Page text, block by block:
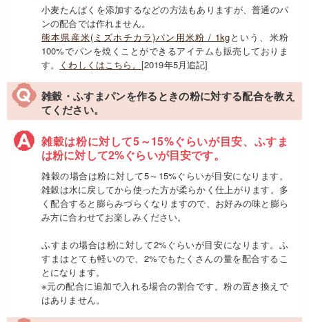
小麦たんぱくを添加するなどの方法もありますが、普通のパ
ンの配合では作れません。
熊本県産米(ミズホチカラ)パン用米粉 / 1kgという、米粉
100%でパンを焼くことができるアイテムも販売しておりま
す。
くわしくはこちら。 [2019年5月追記]
雑穀・ふすまパンを作るときの粉に対する配合を教え
てください。
雑穀は粉に対して5～15%ぐらいが目安、ふすま
は粉に対して2%ぐらいが目安です。
雑穀の場合は粉に対して5～15%ぐらいが目安になります。
雑穀は水に戻してから使った方が柔らかく仕上がります。多
く配合すると膨らみづらくなりますので、お好みの味と膨ら
み方に合わせてお楽しみください。
ふすまの場合は粉に対して2%ぐらいが目安になります。ふ
すまはとても軽いので、2%でもたくさんの量を配合するこ
とになります。
※元の配合に追加で入れる場合の割合です。粉の置き換えで
はありません。